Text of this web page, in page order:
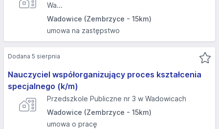
Wa...
Wadowice (Zembrzyce - 15km)
umowa na zastępstwo
Nauczyciel współorganizujący proces kształcenia
specjalnego (k/m)
Przedszkole Publiczne nr 3 w Wadowicach
Wadowice (Zembrzyce - 15km)
umowa o pracę
Dodana 5 sierpnia